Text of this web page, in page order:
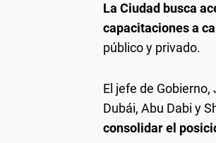
La Ciudad busca
capacitaciones a
público y privado.
El jefe de
Dubái, Abu Dabi y
consolidar el